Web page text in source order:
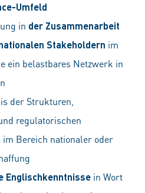
Umfeld
in der Zusammenarbeit
Stakeholdern im
ein belastbares Netzwerk in
der Strukturen,
regulatorischen
Bereich nationaler oder
Englischkenntnisse in Wort